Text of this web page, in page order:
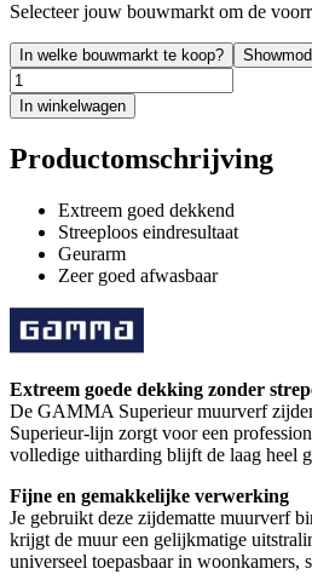
Selecteer jouw bouwmarkt om de
In welke bouwmarkt te koop?
In winkelwagen
Productomschrijving
Extreem goed dekkend
Streeploos eindresultaat
Geurarm
Zeer goed afwasbaar
Extreem goede dekking zonder
De GAMMA Superieur muurverf
Superieur-lijn zorgt voor een
volledige uitharding blijft de laag heel
Fijne en gemakkelijke verwerking
Je gebruikt deze zijdematte muurverf
krijgt de muur een gelijkmatige
universeel toepasbaar in woonkamers,